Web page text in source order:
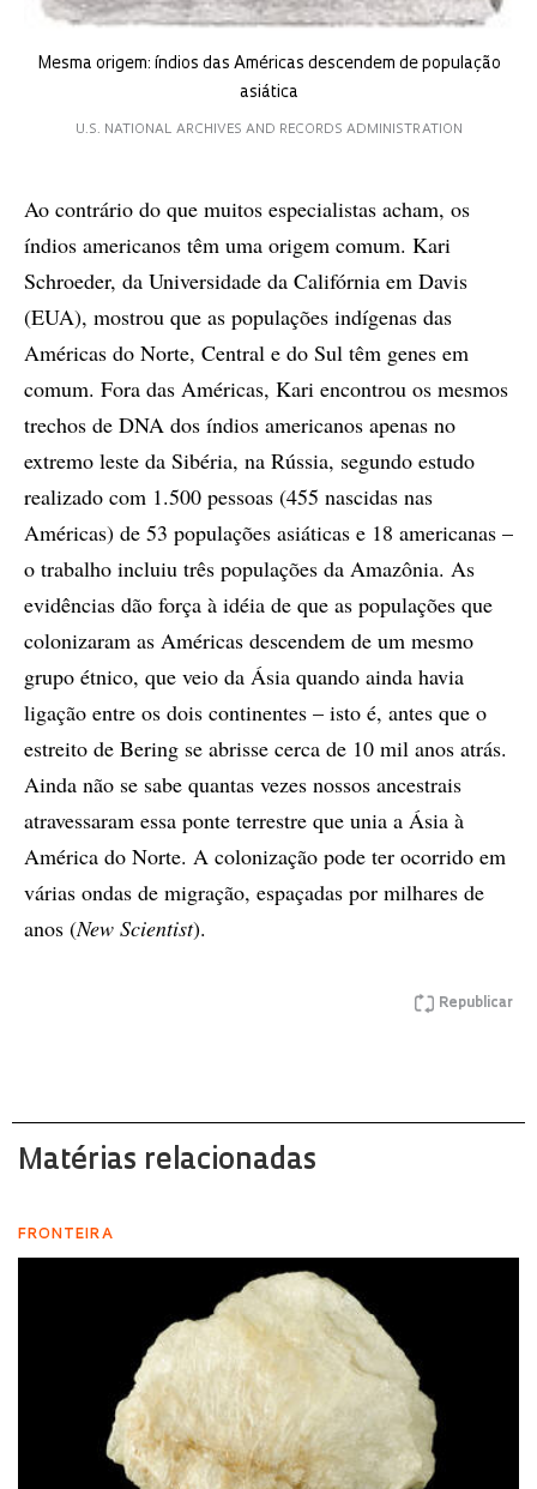
Mesma origem: índios das Américas descendem de população
asiática
U.S. NATIONAL ARCHIVES AND RECORDS ADMINISTRATION
Ao contrário do que muitos especialistas acham, os
índios americanos têm uma origem comum. Kari
Schroeder, da Universidade da Califórnia em Davis
(EUA), mostrou que as populações indígenas das
Américas do Norte, Central e do Sul têm genes em
comum. Fora das Américas, Kari encontrou os mesmos
trechos de DNA dos índios americanos apenas no
extremo leste da Sibéria, na Rússia, segundo estudo
realizado com 1.500 pessoas (455 nascidas nas
Américas) de 53 populações asiáticas e 18 americanas –
o trabalho incluiu três populações da Amazônia. As
evidências dão força à idéia de que as populações que
colonizaram as Américas descendem de um mesmo
grupo étnico, que veio da Ásia quando ainda havia
ligação entre os dois continentes – isto é, antes que o
estreito de Bering se abrisse cerca de 10 mil anos atrás.
Ainda não se sabe quantas vezes nossos ancestrais
atravessaram essa ponte terrestre que unia a Ásia à
América do Norte. A colonização pode ter ocorrido em
várias ondas de migração, espaçadas por milhares de
anos (New Scientist).
Republicar